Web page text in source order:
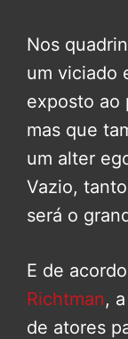
Nos
um viciado
exposto ao
mas que
um alter
Vazio,
será o
E de
Richtman,
de atores